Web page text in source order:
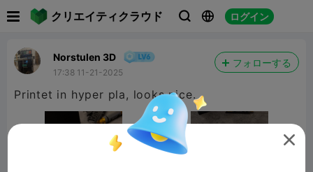
クリエイティクラウド   ログイン
Norstulen 3D
17:38 11-21-2025
フォローする
Printet in hyper pla, looks nice.
